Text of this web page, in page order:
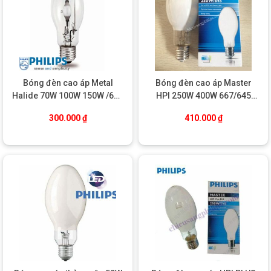
Nhà xưởng, nhà kho, xưởng sản xuất
Trung tâm thương mại, siêu thị, bãi đỗ xe
Công viên, khuôn viên ngoài trời, chiếu sáng đường
phố
sáng đẹp và rõ nét
Thông số
150W RX7S
Công suất
150W
RX7S
Bóng đèn cao áp Metal
Halide 70W 100W 150W /640
300.000₫
Bóng đèn cao áp Master
HPI 250W 400W 667/645
410.000₫